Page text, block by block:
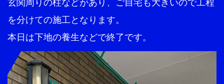
玄関周りの柱などがあり、ご自宅も大きいので工程
を分けての施工となります。
本日は下地の養生などで終了です。